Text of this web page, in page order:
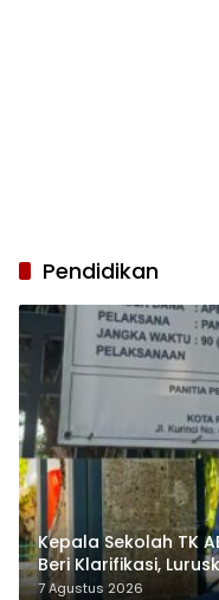
Pendidikan
Kepala Sekolah TK
Beri Klarifikasi,
7 Agustus 2026